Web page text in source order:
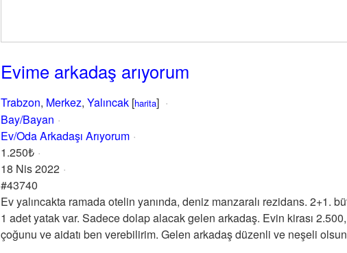
Evime arkadaş arıyorum
Trabzon, Merkez, Yalıncak [harita]
Bay/Bayan
Ev/Oda Arkadaşı Arıyorum
1.250₺
18 Nis 2022
#43740
Ev yalıncakta ramada otelin yanında, deniz manzaralı rezidans. 2+1.
1 adet yatak var. Sadece dolap alacak gelen arkadaş. Evin kirası
çoğunu ve aidatı ben verebilirim. Gelen arkadaş düzenli ve neşeli